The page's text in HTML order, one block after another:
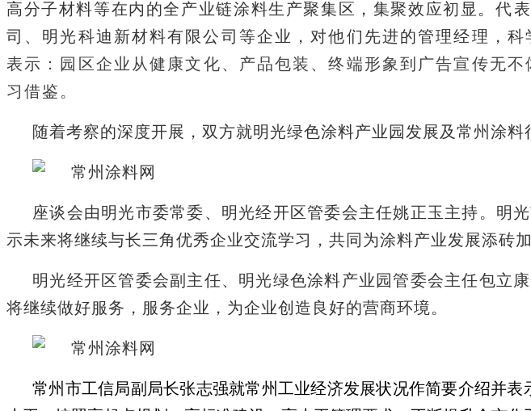
高分子材料等在内的全产业链涂料生产聚集区，集聚效应初显。代
司、明光科迪新材料有限公司等企业，对他们先进的管理经理，科
表示 ： 园区企业从健康文化、产品包装、终端形象到广告宣传无不
习借鉴。
随着考察的深度开展，双方就明光绿色涂料产业园发展及常州涂料
座谈会由明光市委常委、明光经开区管委会主任姚正玉主持。明
示未来将继续与长三角优秀企业交流学习，共同为涂料产业发展添砖加
明光经开区管委会副主任、明光绿色涂料产业园管委会主任包立
将继续做好服务，服务企业，为企业创造良好的营商环境。
常州市工信局副局长张志强就常州工业经济发展状况作简要介绍并